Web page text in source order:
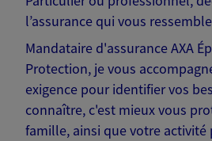
l’assurance qui vous
Mandataire d'assurance AXA
Protection, je vous
exigence pour identifier vos
connaître, c'est mieux vous
famille, ainsi que votre activité